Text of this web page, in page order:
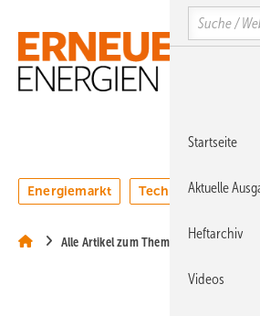
Hauptinhalt
Hauptmenü
SiteSearch
Energiemarkt Technologie
Alle Artikel zum Thema BVES
Search
Startseite
Aktuelle
Heftarchiv
Videos